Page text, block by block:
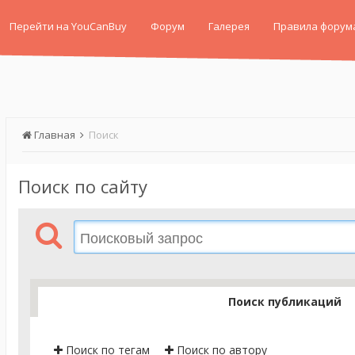
Перейти на YouCanBuy Форум Галерея Правила
Главная Поиск
Поиск по сайту
Поиск публикаций
Поиск по тегам Поиск по автору